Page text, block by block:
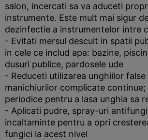
salon, incercati sa va aduceti
instrumente. Este mult mai sigur
dezinfectie a instrumentelor intre
- Evitati mersul descult in spatii
in cele ce includ apa: bazine,
dusuri publice, pardosele ude
- Reduceti utilizarea unghiilor false
manichiurilor complicate continue;
periodice pentru a lasa unghia sa
- Aplicati pudre, spray-uri
incaltaminte pentru a opri
fungici la acest nivel